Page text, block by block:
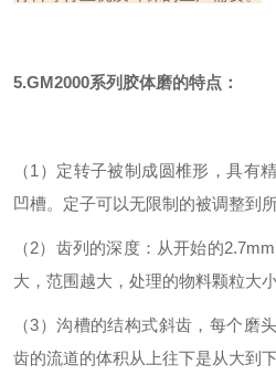
5.GM2000系列 胶体磨的特点：
（1）定转子被制成圆椎形，具有
凹槽。定子可以无限制的被调整到
（2）齿列的深度：从开始的
大，范围越大，处理的物料颗粒大小
（3）沟槽的结构式斜齿，每个磨
齿的流道的体积从上往下是从大到下